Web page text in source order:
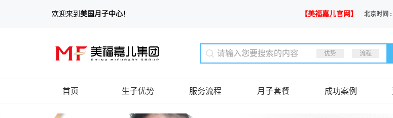
欢迎来到 美国月子中心！ 【美福嘉儿官网】 北京时间 :
优势 流程
首页 生子优势 服务流程 月子套餐 成功案例